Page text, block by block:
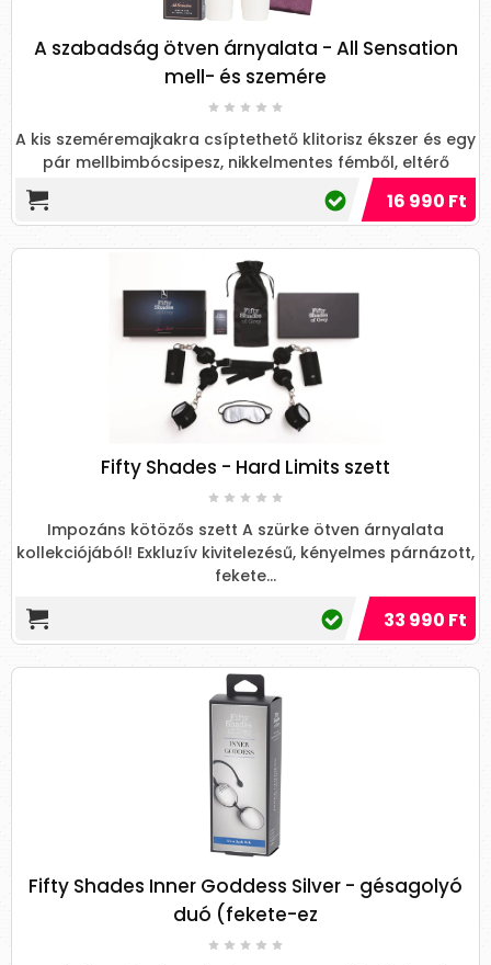
A szabadság ötven árnyalata - All Sensation
mell- és szemére
A kis szeméremajkakra csíptethető klitorisz ékszer és egy
pár mellbimbócsipesz, nikkelmentes fémből, eltérő
16 990 Ft
Fifty Shades - Hard Limits szett
Impozáns kötözős szett A szürke ötven árnyalata
kollekciójából! Exkluzív kivitelezésű, kényelmes párnázott,
fekete...
33 990 Ft
Fifty Shades Inner Goddess Silver - gésagolyó
duó (fekete-ez